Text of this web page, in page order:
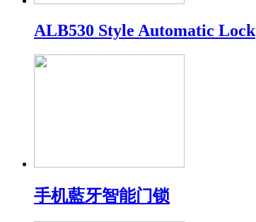
ALB530 Style Automatic Lock
手机藍牙智能门锁